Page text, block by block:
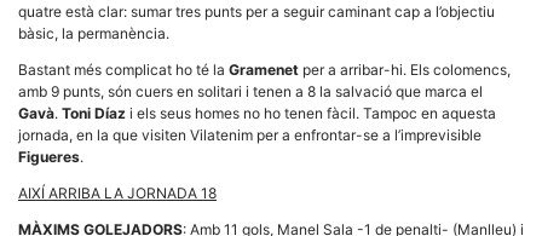
quatre està clar: sumar tres punts per a seguir caminant cap a l’objectiu
bàsic, la permanència.
Bastant més complicat ho té la Gramenet per a arribar-hi. Els colomencs,
amb 9 punts, són cuers en solitari i tenen a 8 la salvació que marca el
Gavà. Toni Díaz i els seus homes no ho tenen fàcil. Tampoc en aquesta
jornada, en la que visiten Vilatenim per a enfrontar-se a l’imprevisible
Figueres.
AIXÍ ARRIBA LA JORNADA 18
MÀXIMS GOLEJADORS: Amb 11 gols, Manel Sala -1 de penalti- (Manlleu) i
En compartir
els teus
interessos i
comportament
mentre
la possibilitat